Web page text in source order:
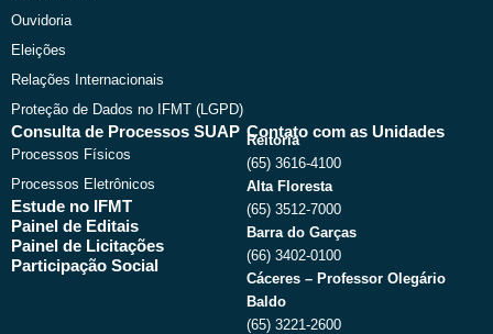
Ouvidoria
Eleições
Relações Internacionais
Proteção de Dados no IFMT (LGPD)
Consulta de Processos SUAP
Processos Físicos
Processos Eletrônicos
Estude no IFMT
Painel de Editais
Painel de Licitações
Participação Social
Contato com as Unidades
Reitoria
(65) 3616-4100
Alta Floresta
(65) 3512-7000
Barra do Garças
(66) 3402-0100
Cáceres – Professor Olegário
Baldo
(65) 3221-2600